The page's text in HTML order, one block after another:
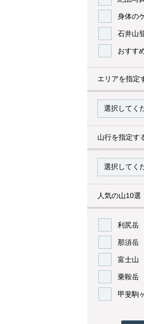
身体の
石井山
おすす
エリアを指定
山行を指定す
人気の山10選
利尻岳
那須岳
富士山
乗鞍岳
甲斐駒